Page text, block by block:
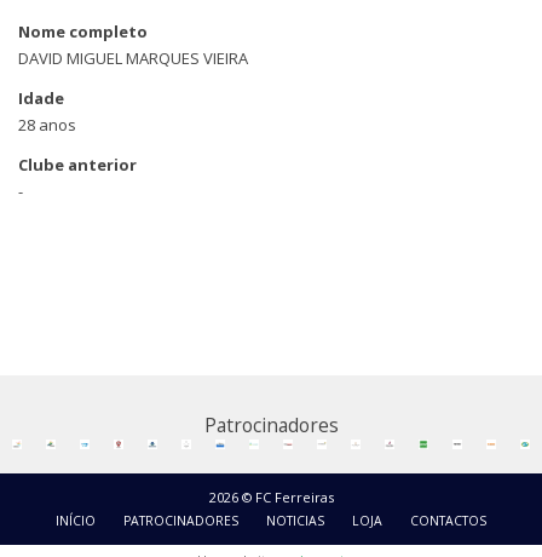
Nome completo
DAVID MIGUEL MARQUES VIEIRA
Idade
28 anos
Clube anterior
-
Patrocinadores
2026 © FC Ferreiras
INÍCIO PATROCINADORES NOTICIAS LOJA CONTACTOS